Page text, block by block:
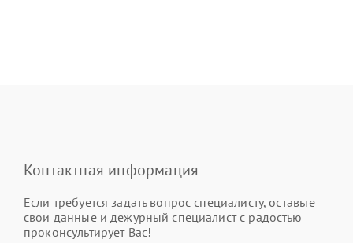
Контактная информация
Если требуется задать вопрос специалисту, оставьте
свои данные и дежурный специалист с радостью
проконсультирует Вас!